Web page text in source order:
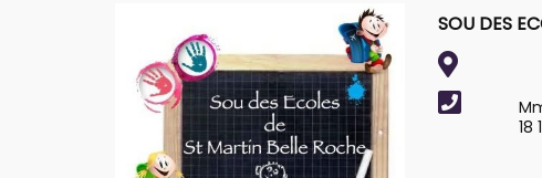
SOU DES
18